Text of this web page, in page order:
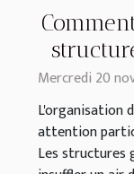
Mercredi 20
L'organisation
attention
Les structures